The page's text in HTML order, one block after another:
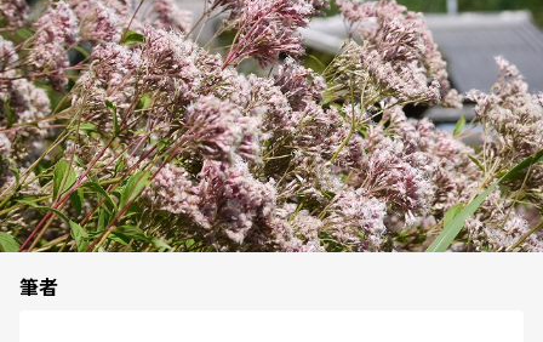
筆者